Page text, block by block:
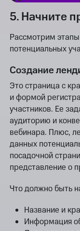
5. Начните
Рассмотрим
потенциальных
Создание
Это страница с
и формой
участников. Ее
аудиторию и
вебинара. Плюс,
данных
посадочной
представление о
Что должно быть
Название и
Информация